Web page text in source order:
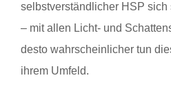
selbstverständlicher HSP
– mit allen Licht- und
desto wahrscheinlicher tun
ihrem Umfeld.